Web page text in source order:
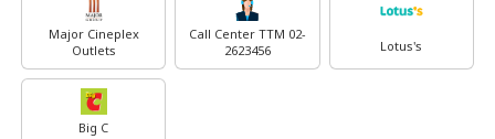
Major Cineplex
Outlets
Call Center TTM 02-
2623456
Lotus's
Big C